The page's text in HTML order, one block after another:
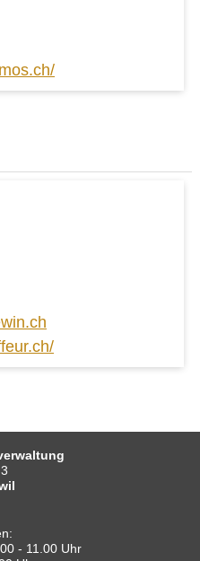
w n ch
- 11.00 Uhr